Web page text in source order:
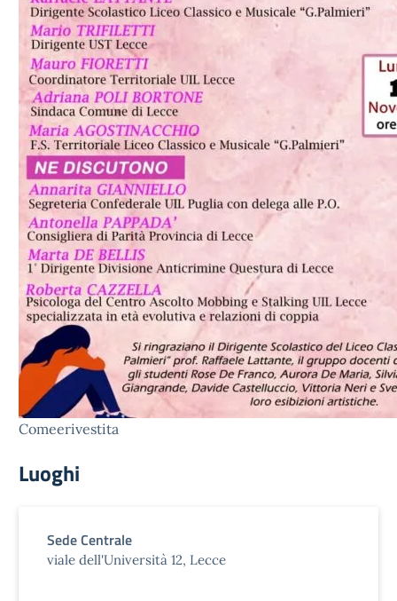
Comeerivestita
Luoghi
Sede Centrale
viale dell'Università 12, Lecce